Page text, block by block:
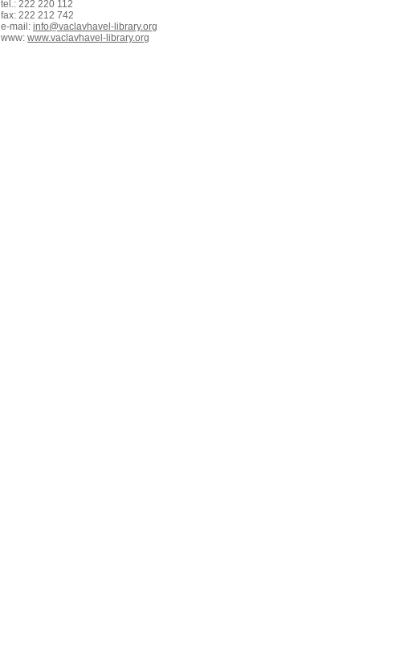
tel.: 222 220 112
fax: 222 212 742
e-mail: info@vaclavhavel-library.org
www: www.vaclavhavel-library.org